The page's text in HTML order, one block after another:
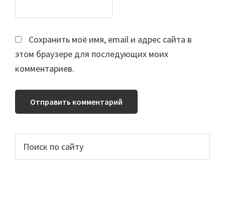
Сохранить моё имя, email и адрес сайта в
этом браузере для последующих моих
комментариев.
Основной
сайдбар